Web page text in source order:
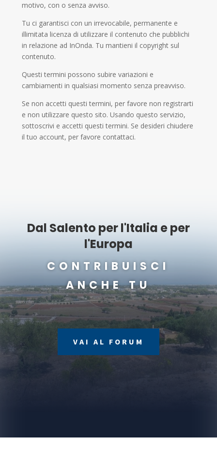
motivo, con o senza avviso.
Tu ci garantisci con un irrevocabile, permanente e
illimitata licenza di utilizzare il contenuto che pubblichi
in relazione ad InOnda. Tu mantieni il copyright sul
contenuto.
Questi termini possono subire variazioni e
cambiamenti in qualsiasi momento senza preavviso.
Se non accetti questi termini, per favore non registrarti
e non utilizzare questo sito. Usando questo servizio,
sottoscrivi e accetti questi termini. Se desideri chiudere
il tuo account, per favore contattaci.
Dal Salento per l'Italia e per
l'Europa
CONTRIBUISCI
ANCHE TU
VAI AL FORUM